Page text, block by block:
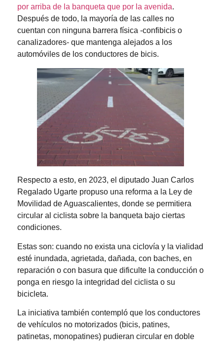
por arriba de la banqueta que por la avenida.
Después de todo, la mayoría de las calles no
cuentan con ninguna barrera física -confibicis o
canalizadores- que mantenga alejados a los
automóviles de los conductores de bicis.
Respecto a esto, en 2023, el diputado Juan Carlos
Regalado Ugarte propuso una reforma a la Ley de
Movilidad de Aguascalientes, donde se permitiera
circular al ciclista sobre la banqueta bajo ciertas
condiciones.
Estas son: cuando no exista una ciclovía y la vialidad
esté inundada, agrietada, dañada, con baches, en
reparación o con basura que dificulte la conducción o
ponga en riesgo la integridad del ciclista o su
bicicleta.
La iniciativa también contempló que los conductores
de vehículos no motorizados (bicis, patines,
patinetas, monopatines) pudieran circular en doble